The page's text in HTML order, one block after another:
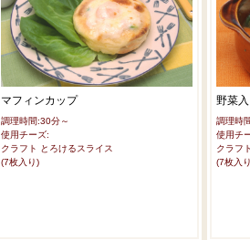
マフィンカップ
調理時間:30分～
使用チーズ:
クラフト とろけるスライス
(7枚入り)
野菜
調理時
使用チ
クラフ
(7枚入